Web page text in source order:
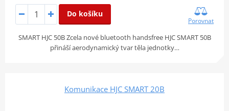
Do košíku
Porovnat
SMART HJC 50B Zcela nové bluetooth handsfree HJC SMART 50B
přináší aerodynamický tvar těla jednotky…
Komunikace HJC SMART 20B